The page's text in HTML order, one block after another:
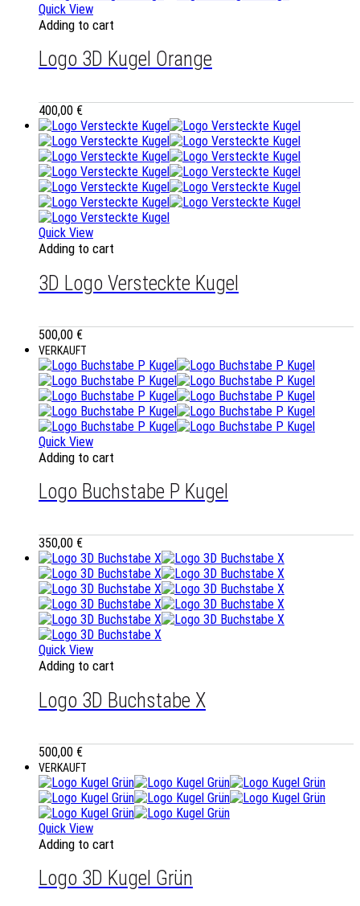
Quick View
Adding to cart
Logo 3D Kugel Orange
400,00 €
Quick View
Adding to cart
3D Logo Versteckte Kugel
500,00 €
VERKAUFT
Quick View
Adding to cart
Logo Buchstabe P Kugel
350,00 €
Quick View
Adding to cart
Logo 3D Buchstabe X
500,00 €
VERKAUFT
Quick View
Adding to cart
Logo 3D Kugel Grün